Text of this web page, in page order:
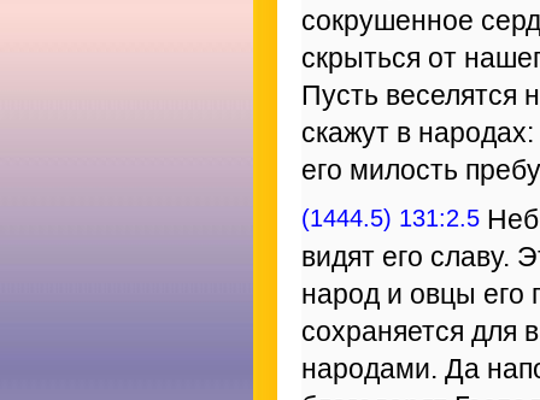
сокрушенное
скрыться от
Пусть веселятся
скажут в
его милость
(1444.5) 131:2.5
видят его славу.
народ и овцы его
сохраняется для
народами. Да